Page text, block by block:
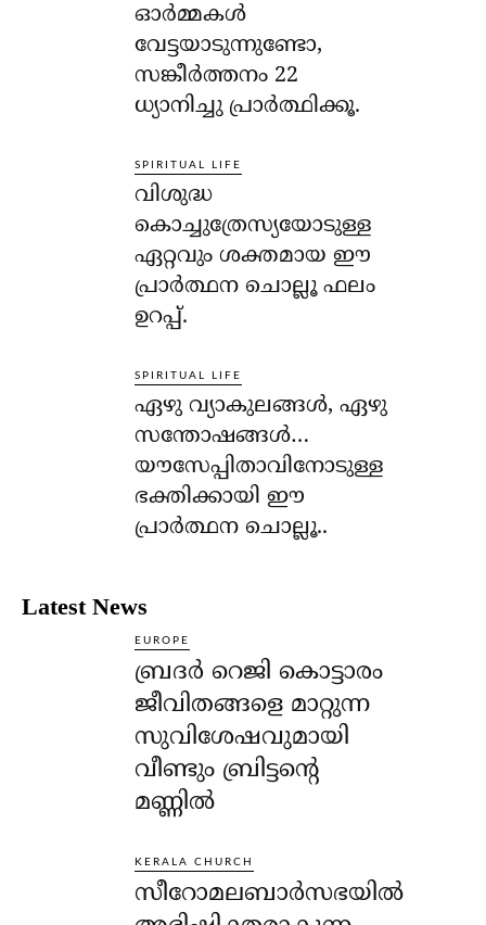
ഓര്‍മ്മകള്‍
വേട്ടയാടുന്നുണ്ടോ,
സങ്കീര്‍ത്തനം 22
ധ്യാനിച്ചു പ്രാര്‍ത്ഥിക്കൂ.
SPIRITUAL LIFE
വിശുദ്ധ
കൊച്ചുത്രേസ്യയോടുള്ള
ഏറ്റവും ശക്തമായ ഈ
പ്രാര്‍ത്ഥന ചൊല്ലൂ ഫലം
ഉറപ്പ്.
SPIRITUAL LIFE
ഏഴു വ്യാകുലങ്ങള്‍, ഏഴു
സന്തോഷങ്ങള്‍…
യൗസേപ്പിതാവിനോടുള്ള
ഭക്തിക്കായി ഈ
പ്രാര്‍ത്ഥന ചൊല്ലൂ..
Latest News
EUROPE
ബ്രദർ റെജി കൊട്ടാരം
ജീവിതങ്ങളെ മാറ്റുന്ന
സുവിശേഷവുമായി
വീണ്ടും ബ്രിട്ടന്റെ
മണ്ണിൽ
KERALA CHURCH
സീറോമലബാർസഭയിൽ